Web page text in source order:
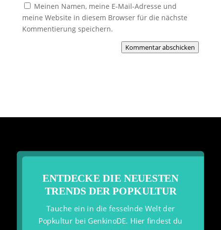
Meinen Namen, meine E-Mail-Adresse und
meine Website in diesem Browser für die nächste
Kommentierung speichern.
Kommentar abschicken
ENTDECKE DIE NEUESTEN
TRENDS DER POPKULTUR
Tauche ein in die fesselnde Welt der
Popkultur bei GenkinoDE. Hier findest du